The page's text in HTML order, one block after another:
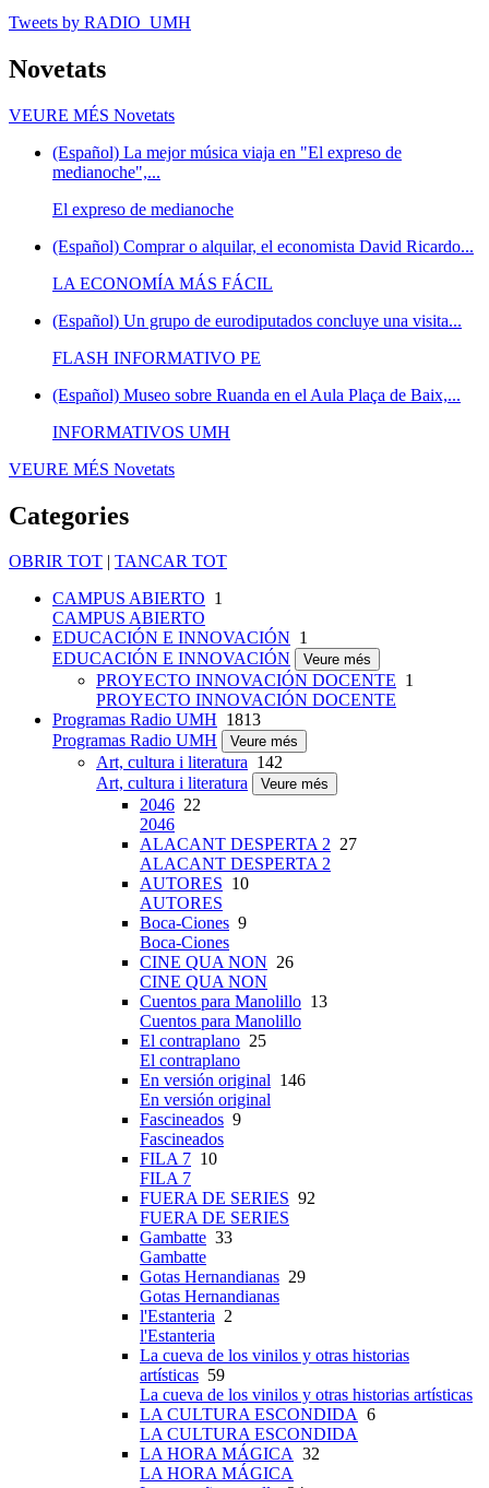
Tweets by RADIO_UMH
Novetats
VEURE MÉS Novetats
(Español) La mejor música viaja en "El expreso de
medianoche",...
El expreso de medianoche
(Español) Comprar o alquilar, el economista David Ricardo...
LA ECONOMÍA MÁS FÁCIL
(Español) Un grupo de eurodiputados concluye una visita...
FLASH INFORMATIVO PE
(Español) Museo sobre Ruanda en el Aula Plaça de Baix,...
INFORMATIVOS UMH
VEURE MÉS Novetats
Categories
OBRIR TOT | TANCAR TOT
CAMPUS ABIERTO 1
CAMPUS ABIERTO
EDUCACIÓN E INNOVACIÓN 1
EDUCACIÓN E INNOVACIÓN
Veure més
PROYECTO INNOVACIÓN DOCENTE 1
PROYECTO INNOVACIÓN DOCENTE
Programas Radio UMH 1813
Programas Radio UMH
Veure més
Art, cultura i literatura 142
Art, cultura i literatura
Veure més
2046 22
2046
ALACANT DESPERTA 2 27
ALACANT DESPERTA 2
AUTORES 10
AUTORES
Boca-Ciones 9
Boca-Ciones
CINE QUA NON 26
CINE QUA NON
Cuentos para Manolillo 13
Cuentos para Manolillo
El contraplano 25
El contraplano
En versión original 146
En versión original
Fascineados 9
Fascineados
FILA 7 10
FILA 7
FUERA DE SERIES 92
FUERA DE SERIES
Gambatte 33
Gambatte
Gotas Hernandianas 29
Gotas Hernandianas
l'Estanteria 2
l'Estanteria
La cueva de los vinilos y otras historias
artísticas 59
La cueva de los vinilos y otras historias artísticas
LA CULTURA ESCONDIDA 6
LA CULTURA ESCONDIDA
LA HORA MÁGICA 32
LA HORA MÁGICA